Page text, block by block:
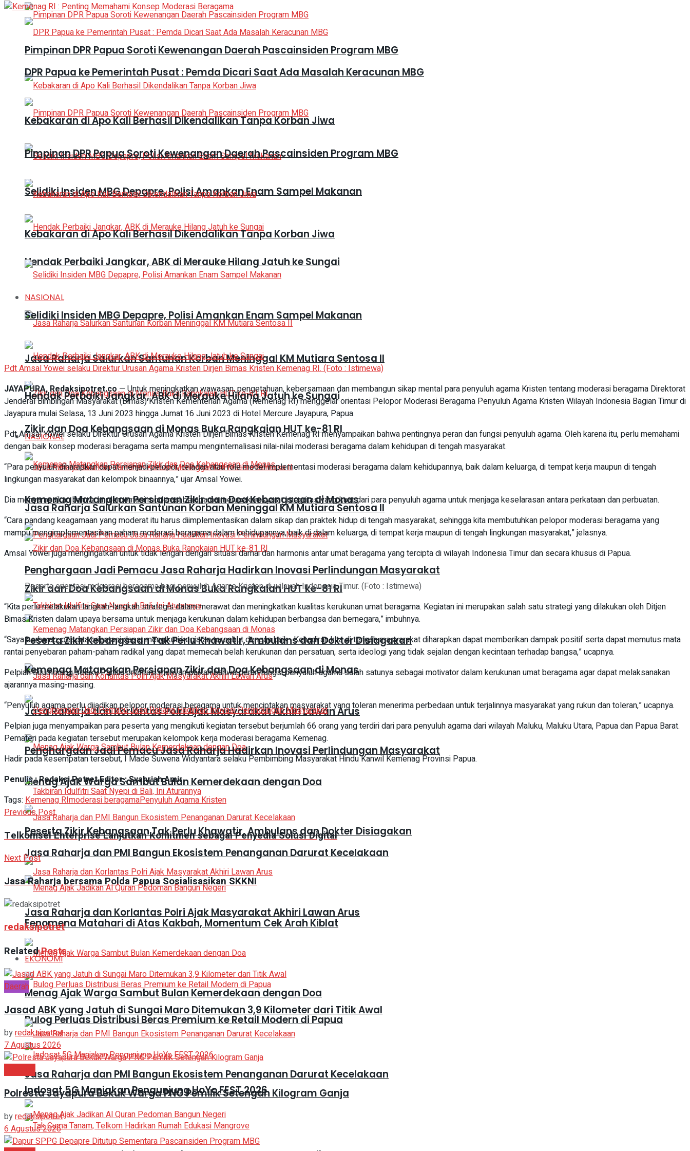
Pimpinan DPR Papua Soroti Kewenangan Daerah Pascainsiden Program MBG
Kebakaran di Apo Kali Berhasil Dikendalikan Tanpa Korban Jiwa
Selidiki Insiden MBG Depapre, Polisi Amankan Enam Sampel Makanan
Hendak Perbaiki Jangkar, ABK di Merauke Hilang Jatuh ke Sungai
NASIONAL
Jasa Raharja Salurkan Santunan Korban Meninggal KM Mutiara Sentosa II
Zikir dan Doa Kebangsaan di Monas Buka Rangkaian HUT ke-81 RI
Kemenag Matangkan Persiapan Zikir dan Doa Kebangsaan di Monas
Penghargaan Jadi Pemacu Jasa Raharja Hadirkan Inovasi Perlindungan Masyarakat
Peserta Zikir Kebangsaan Tak Perlu Khawatir, Ambulans dan Dokter Disiagakan
Jasa Raharja dan Korlantas Polri Ajak Masyarakat Akhiri Lawan Arus
Menag Ajak Warga Sambut Bulan Kemerdekaan dengan Doa
Jasa Raharja dan PMI Bangun Ekosistem Penanganan Darurat Kecelakaan
Fenomena Matahari di Atas Kakbah, Momentum Cek Arah Kiblat
EKONOMI
Bulog Perluas Distribusi Beras Premium ke Retail Modern di Papua
Indosat 5G Manjakan Pengunjung HoYo FEST 2026
DPR Papua ke Pemerintah Pusat : Pemda Dicari Saat Ada Masalah Keracunan MBG
Pimpinan DPR Papua Soroti Kewenangan Daerah Pascainsiden Program MBG
Kebakaran di Apo Kali Berhasil Dikendalikan Tanpa Korban Jiwa
Selidiki Insiden MBG Depapre, Polisi Amankan Enam Sampel Makanan
Hendak Perbaiki Jangkar, ABK di Merauke Hilang Jatuh ke Sungai
NASIONAL
Jasa Raharja Salurkan Santunan Korban Meninggal KM Mutiara Sentosa II
Zikir dan Doa Kebangsaan di Monas Buka Rangkaian HUT ke-81 RI
Kemenag Matangkan Persiapan Zikir dan Doa Kebangsaan di Monas
Penghargaan Jadi Pemacu Jasa Raharja Hadirkan Inovasi Perlindungan Masyarakat
Peserta Zikir Kebangsaan Tak Perlu Khawatir, Ambulans dan Dokter Disiagakan
Jasa Raharja dan Korlantas Polri Ajak Masyarakat Akhiri Lawan Arus
Menag Ajak Warga Sambut Bulan Kemerdekaan dengan Doa
Jasa Raharja dan PMI Bangun Ekosistem Penanganan Darurat Kecelakaan
Pdt Amsal Yowei selaku Direktur Urusan Agama Kristen Dirjen Bimas Kristen Kemenag RI. (Foto : Istimewa)
JAYAPURA, Redaksipotret.co— Untuk meningkatkan wawasan, pengetahuan, kebersamaan dan membangun sikap mental para penyuluh agama Kristen tentang moderasi beragama Direktorat
Jenderal Bimbingan Masyarakat (Bimas) Kristen Kementerian Agama (Kemenag RI) menggelar orientasi Pelopor Moderasi Beragama Penyuluh Agama Kristen Wilayah Indonesia Bagian Timur di
Jayapura mulai Selasa, 13 Juni 2023 hingga Jumat 16 Juni 2023 di Hotel Mercure Jayapura, Papua.
Pdt Amsal Yowei selaku Direktur Urusan Agama Kristen Dirjen Bimas Kristen Kemenag RI menyampaikan bahwa pentingnya peran dan fungsi penyuluh agama. Oleh karena itu, perlu memahami
dengan baik konsep moderasi beragama serta mampu menginternalisasi nilai-nilai moderasi beragama dalam kehidupan di tengah masyarakat.
“Para penyuluh diharapkan dapat menjadi pelopor, teladan atau role model implementasi moderasi beragama dalam kehidupannya, baik dalam keluarga, di tempat kerja maupun di tengah
lingkungan masyarakat dan kelompok binaannya,” ujar Amsal Yowei.
Dia menyampaikan bahwa implementasi moderasi beragama merupakan syarat integritas yang kuat dari para penyuluh agama untuk menjaga keselarasan antara perkataan dan perbuatan.
“Cara pandang keagamaan yang moderat itu harus diimplementasikan dalam sikap dan praktek hidup di tengah masyarakat, sehingga kita membutuhkan pelopor moderasi beragama yang
mampu mengimplementasikan paham moderasi beragama dalam kehidupannya, baik di dalam keluarga, di tempat kerja maupun di tengah lingkungan masyarakat,” jelasnya.
Amsal Yowei juga mengingatkan untuk tidak lengah dengan situasi damai dan harmonis antar umat beragama yang tercipta di wilayah Indonesia Timur dan secara khusus di Papua.
Peserta orientasi mdoerasi beragama bagi penyuluh Agama Kristen di wilayah Indonesia Timur. (Foto : Istimewa)
“Kita perlu melakukan langkah-langkah strategis dalam merawat dan meningkatkan kualitas kerukunan umat beragama. Kegiatan ini merupakan salah satu strategi yang dilakukan oleh Ditjen
Bimas Kristen dalam upaya bersama untuk menjaga kerukunan dalam kehidupan berbangsa dan bernegara,” imbuhnya.
“Saya berharap, peserta orientasi dapat mengikuti kegiatan tersebut dengan baik. Kehadiran kita di tengah masyarakat diharapkan dapat memberikan dampak positif serta dapat memutus mata
rantai penyebaran paham-paham radikal yang dapat memecah belah kerukunan dan persatuan, serta ideologi yang tidak sejalan dengan kecintaan terhadap bangsa,” ucapnya.
Pelpian Situmorang selaku Panitia orientasi menyampaikan bahwa peran fungsi penyuluh agama salah satunya sebagai motivator dalam kerukunan umat beragama agar dapat melaksanakan
ajarannya masing-masing.
“Penyuluh agama perlu dijadikan pelopor moderasi beragama untuk menciptakan masyarakat yang toleran menerima perbedaan untuk terjalinnya masyarakat yang rukun dan toleran,” ucapnya.
Pelpian juga menyampaikan para peserta yang mengikuti kegiatan tersebut berjumlah 66 orang yang terdiri dari para penyuluh agama dari wilayah Maluku, Maluku Utara, Papua dan Papua Barat.
Pemateri pada kegiatan tersebut merupakan kelompok kerja moderasi beragama Kemenag.
Hadir pada kesempatan tersebut, I Made Suwena Widyantara selaku Pembimbing Masyarakat Hindu Kanwil Kemenag Provinsi Papua.
Penulis : Redaksi Potret Editor : Syahriah Amir
Tags: Kemenag RImoderasi beragamaPenyuluh Agama Kristen
Previous Post
Telkomsel Enterprise Lanjutkan Komitmen sebagai Penyedia Solusi Digital
Next Post
Jasa Raharja bersama Polda Papua Sosialisasikan SKKNI
redaksipotret
RelatedPosts
Daerah
Jasad ABK yang Jatuh di Sungai Maro Ditemukan 3,9 Kilometer dari Titik Awal
byredaksipotret
7 Agustus 2026
Polresta Jayapura Bekuk Warga PNG Pemilik Setengah Kilogram Ganja
byredaksipotret
6 Agustus 2026